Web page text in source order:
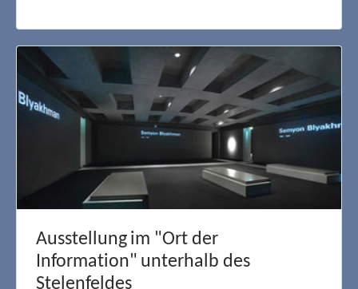
Ausstellung im "Ort der
Information" unterhalb des
Stelenfeldes